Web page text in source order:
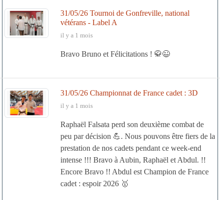
31/05/26 Tournoi de Gonfreville, national
vétérans - Label A
il y a 1 mois
Bravo Bruno et Félicitations ! 🥋😉
31/05/26 Championnat de France cadet : 3D
il y a 1 mois
Raphaël Falsata perd son deuxième combat de
peu par décision 💪. Nous pouvons être fiers de la
prestation de nos cadets pendant ce week-end
intense !!! Bravo à Aubin, Raphaël et Abdul. !!
Encore Bravo !! Abdul est Champion de France
cadet : espoir 2026 🥇